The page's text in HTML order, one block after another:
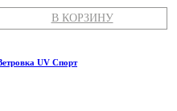
В КОРЗИНУ
UV Спорт